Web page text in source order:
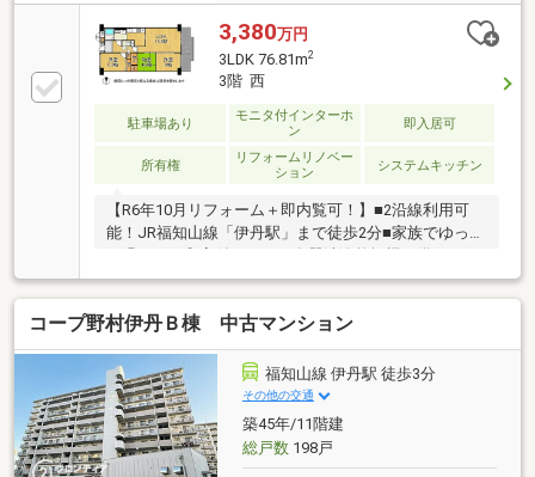
3,380万円
3LDK 76.81m2
3階 西
駐車場あり
モニタ付インターホ
ン
即入居可
所有権
リフォームリノベー
ション
システムキッチン
【R6年10月リフォーム＋即内覧可！】■2沿線利用可
能！JR福知山線「伊丹駅」まで徒歩2分■家族でゆった
利なシステムキッチン完備
コープ野村伊丹Ｂ棟 中古マンション
福知山線 伊丹駅 徒歩3分
その他の交通
築45年/11階建
総戸数198戸